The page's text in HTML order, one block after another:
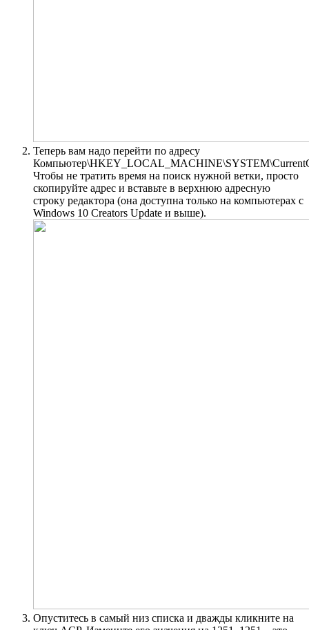
Теперь вам надо перейти по адресу
Чтобы не тратить время на поиск нужной ветки, просто
скопируйте адрес и вставьте в верхнюю адресную
строку редактора (она доступна только на компьютерах с
Windows 10 Creators Update и выше).
Опуститесь в самый низ списка и дважды кликните на